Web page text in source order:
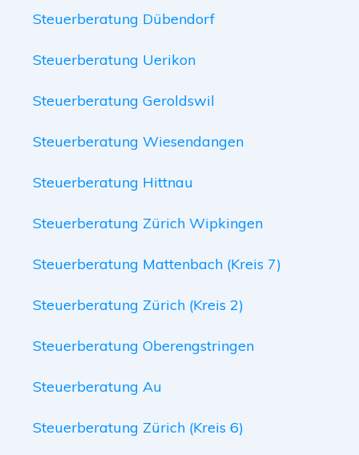
Steuerberatung Dübendorf
Steuerberatung Uerikon
Steuerberatung Geroldswil
Steuerberatung Wiesendangen
Steuerberatung Hittnau
Steuerberatung Zürich Wipkingen
Steuerberatung Mattenbach (Kreis 7)
Steuerberatung Zürich (Kreis 2)
Steuerberatung Oberengstringen
Steuerberatung Au
Steuerberatung Zürich (Kreis 6)